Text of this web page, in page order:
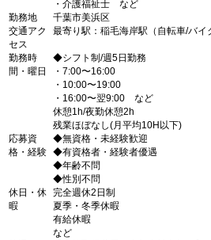
・介護福祉士 など
勤務地
千葉市美浜区
交通アク
セス
最寄り駅：稲毛海岸駅（自転車/バイ
勤務時
間・曜日
◆シフト制/週5日勤務
・7:00〜16:00
・10:00〜19:00
・16:00〜翌9:00 など
休憩1h/夜勤休憩2h
残業ほぼなし(月平均10H以下)
応募資
格・経験
◆無資格・未経験歓迎
◆有資格者・経験者優遇
◆年齢不問
◆性別不問
休日・休
暇
完全週休2日制
夏季・冬季休暇
有給休暇
など